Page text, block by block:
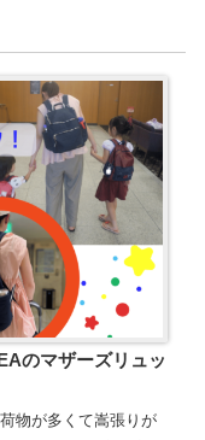
のマザーズリュッ
物が多くて嵩張りが